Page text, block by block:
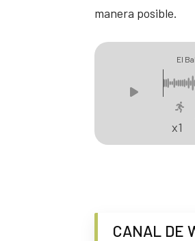
manera posible.
El
x1
CANAL DE